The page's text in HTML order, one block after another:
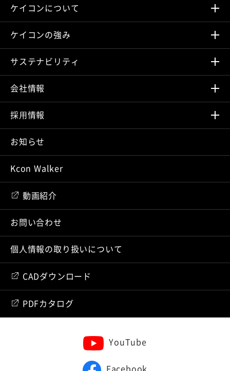
ケイコンについて
ケイコンの強み
サステナビリティ
会社情報
採⽤情報
お知らせ
Kcon Walker
動画紹介
お問い合わせ
個人情報の取り扱いについて
CADダウンロード
PDFカタログ
YouTube
Facebook